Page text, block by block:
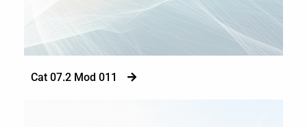
Cat 07.2 Mod 011